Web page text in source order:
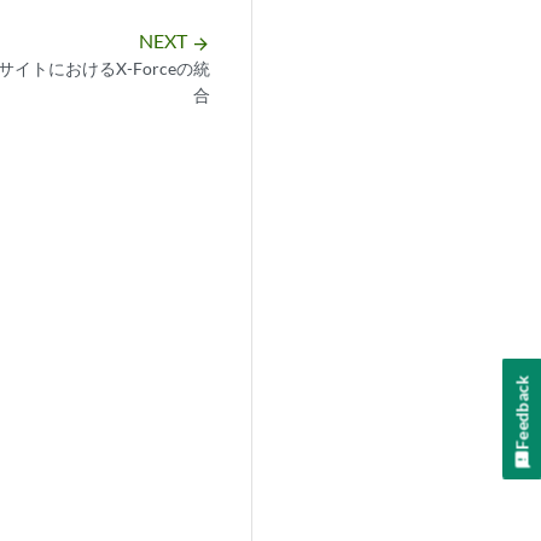
NEXT arrow_forward
イトにおけるX-Forceの統
合
Feedback